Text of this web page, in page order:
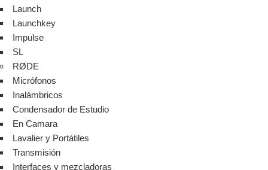
Launch
Launchkey
Impulse
SL
RØDE
Micrófonos
Inalámbricos
Condensador de Estudio
En Camara
Lavalier y Portátiles
Transmisión
Interfaces y mezcladoras